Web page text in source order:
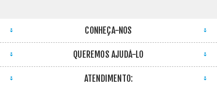
CONHEÇA-NOS
QUEREMOS AJUDÁ-LO
ATENDIMENTO: